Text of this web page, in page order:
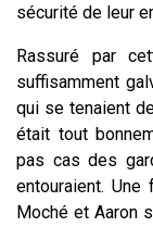
sécurité de leur
Rassuré par
suffisamment
qui se tenaient
était tout
pas cas des
entouraient.
Moché et Aaron